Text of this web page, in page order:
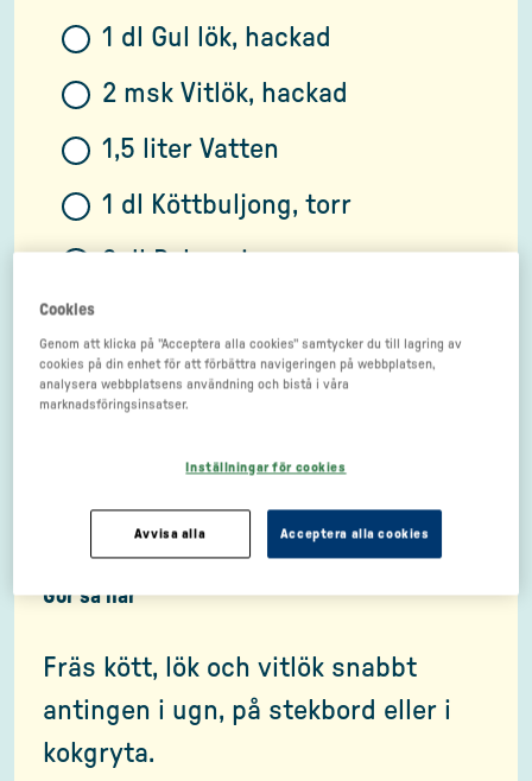
1 dl Gul lök, hackad
2 msk Vitlök, hackad
1,5 liter Vatten
1 dl Köttbuljong, torr
2 dl Balsamico
2 dl Gröna oliver
Gör så här
Fräs kött, lök och vitlök snabbt
antingen i ugn, på stekbord eller i
kokgryta.
Cookies
Genom att klicka på "Acceptera alla cookies" samtycker du till lagring av
cookies på din enhet för att förbättra navigeringen på webbplatsen,
analysera webbplatsens användning och bistå i våra
marknadsföringsinsatser.
Inställningar för cookies
Avvisa alla Acceptera alla cookies